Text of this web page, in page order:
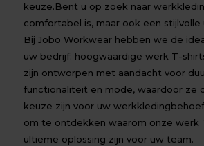
keuze.Bent u op zoek naar
comfortabel is, maar ook een
Bij Jobo Workwear hebben we de
uw bedrijf: hoogwaardige werk T-
zijn ontworpen met aandacht voor
functionaliteit en mode, waardoor ze
keuze zijn voor uw
om te ontdekken waarom onze werk
ultieme oplossing zijn voor uw team.